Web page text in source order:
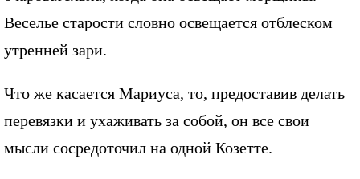
Веселье старости словно освещается отблеском
утренней зари.
Что же касается Мариуса, то, предоставив делать
перевязки и ухаживать за собой, он все свои
мысли сосредоточил на одной Козетте.